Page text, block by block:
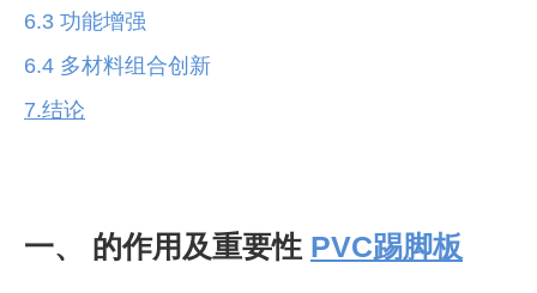
6.3 功能增强
6.4 多材料组合创新
7.结论
一、 的作用及重要性 PVC踢脚板